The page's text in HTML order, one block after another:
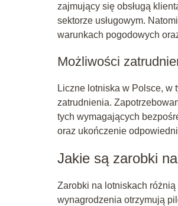
zajmujący się obsługą
sektorze usługowym.
warunkach pogodowych
Możliwości
Liczne lotniska w Polsce, w
zatrudnienia.
tych wymagających
oraz ukończenie
Jakie są zarobki
Zarobki na lotniskach
wynagrodzenia otrzymują